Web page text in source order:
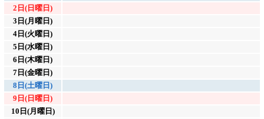
2日(日曜日)
3日(月曜日)
4日(火曜日)
5日(水曜日)
6日(木曜日)
7日(金曜日)
8日(土曜日)
9日(日曜日)
10日(月曜日)